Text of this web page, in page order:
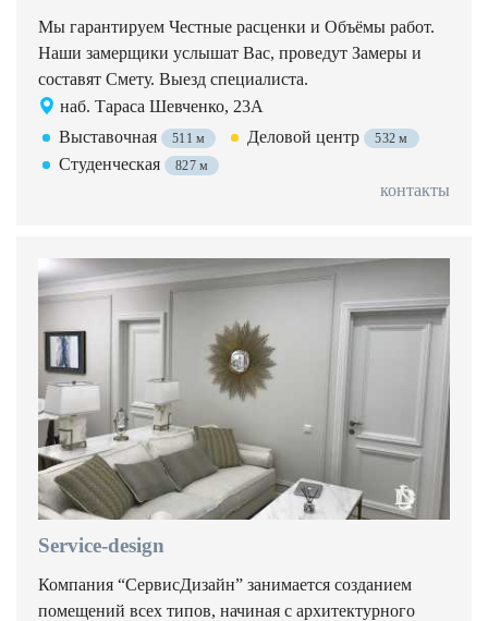
Мы гарантируем Честные расценки и Объёмы работ.
Наши замерщики услышат Вас, проведут Замеры и
составят Смету. Выезд специалиста.
наб. Тараса Шевченко, 23А
Выставочная
511 м Деловой центр 532 м
Студенческая 827 м
контакты
Service-design
Компания “СервисДизайн” занимается созданием
помещений всех типов, начиная с архитектурного